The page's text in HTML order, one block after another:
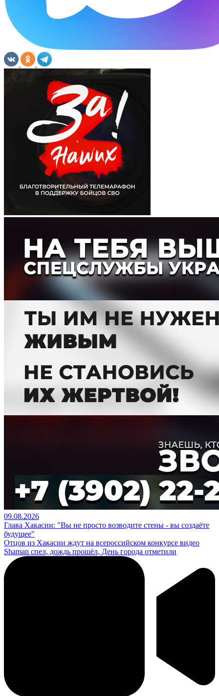
09.08.2026
Глава Хакасии: "Вы не просто возводите стены - вы создаёте
будущее"
Отцов из Хакасии ждут на всероссийском конкурсе видео
Shaman спел, дождь прошёл, День города отметили